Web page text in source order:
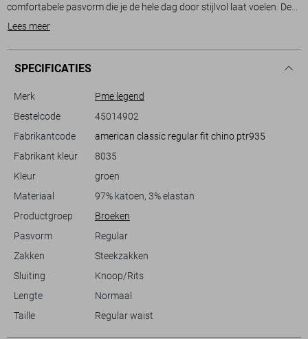
comfortabele pasvorm die je de hele dag door stijlvol laat voelen. De
broek is vervaardigd uit een zachte mix van 97% katoen en 3%
De klassieke olijfkleurige tint maakt het gemakkelijk om te combineren
met diverse bovenstukken, van een simpel T-shirt tot een nette
evenals een handige knoop- en ritssluiting voor extra gemak. Het
regular waist ontwerp zorgt voor een moeiteloze en natuurlijke
pasvorm, geschikt voor dagelijkse activiteiten of een ontspannen
gelegenheden, wanneer je behoefte hebt aan een outfit die zowel
stijlvol als functioneel is. Combineer hem met sneakers voor een
een iets formelere uitstraling.
Lees meer
SPECIFICATIES
Merk
Pme legend
Bestelcode
45014902
Fabrikantcode
american classic regular fit chino ptr935
Fabrikant kleur
8035
Kleur
groen
Materiaal
97% katoen, 3% elastan
Productgroep
Broeken
Pasvorm
Regular
Zakken
Steekzakken
Sluiting
Knoop/Rits
Lengte
Normaal
Taille
Regular waist